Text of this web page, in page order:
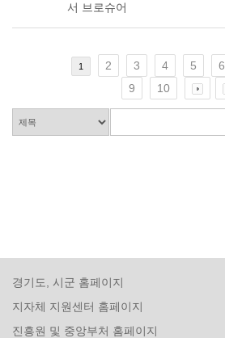
서 브로슈어
1 2 3 4 5 6
9
10
경기도, 시군 홈페이지
지자체 지원센터 홈페이지
진흥원 및 중앙부처 홈페이지